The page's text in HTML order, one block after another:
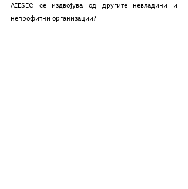
AIESEC се издвојува од другите невладини и
непрофитни организации?